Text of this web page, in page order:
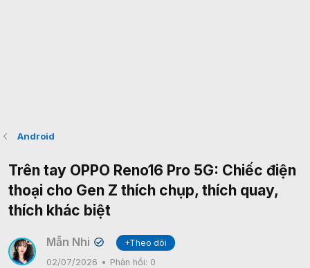
Android
Trên tay OPPO Reno16 Pro 5G: Chiếc điện
thoại cho Gen Z thích chụp, thích quay,
thích khác biệt
Mẫn Nhi ✔
+Theo dõi
02/07/2026
Phản hồi: 0